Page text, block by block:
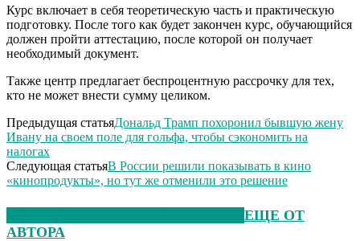
Курс включает в себя теоретическую часть и практическую
подготовку. После того как будет закончен курс, обучающийся
должен пройти аттестацию, после которой он получает
необходимый документ.
Также центр предлагает беспроцентную рассрочку для тех,
кто не может внести сумму целиком.
Предыдущая статьяДональд Трамп похоронил бывшую жену
Ивану на своем поле для гольфа, чтобы сэкономить на
налогах
Следующая статьяВ России решили показывать в кино
«кинопродукты», но тут же отменили это решение
ЕЩЕ ОТ
АВТОРА